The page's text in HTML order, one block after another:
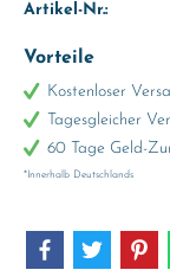
Artikel-Nr.:
Vorteile
Kostenloser
Tagesgleicher
60 Tage Geld-
*Innerhalb Deutschlands